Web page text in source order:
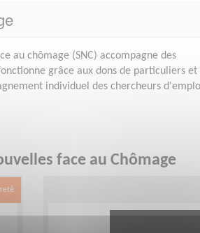
au chômage (SNC) accompagne des
grâce aux dons de particuliers et
individuel des chercheurs
face au Chômage